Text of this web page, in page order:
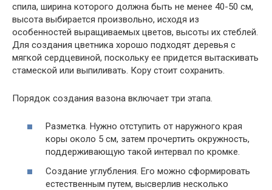
спила, ширина которого должна быть не менее 40-50 см,
высота выбирается произвольно, исходя из
особенностей выращиваемых цветов, высоты их стеблей.
Для создания цветника хорошо подходят деревья с
мягкой сердцевиной, поскольку ее придется вытаскивать
стамеской или выпиливать. Кору стоит сохранить.
Порядок создания вазона включает три этапа.
Разметка. Нужно отступить от наружного края
коры около 5 см, затем прочертить окружность,
поддерживающую такой интервал по кромке.
Создание углубления. Его можно сформировать
естественным путем, высверлив несколько